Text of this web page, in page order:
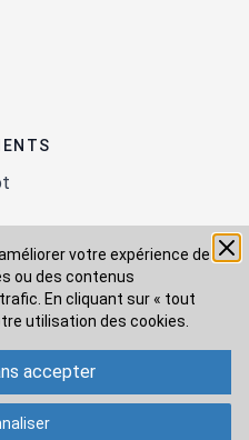
votre expérience de
ou des contenus
En cliquant sur « tout
utilisation des cookies.
accepter